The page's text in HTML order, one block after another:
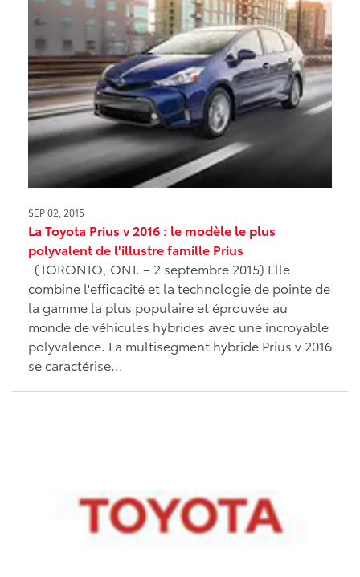
SEP 02, 2015
La Toyota Prius v 2016 : le modèle le plus
polyvalent de l'illustre famille Prius
(TORONTO, ONT. – 2 septembre 2015) Elle
combine l'efficacité et la technologie de pointe de
la gamme la plus populaire et éprouvée au
monde de véhicules hybrides avec une incroyable
polyvalence. La multisegment hybride Prius v 2016
se caractérise...